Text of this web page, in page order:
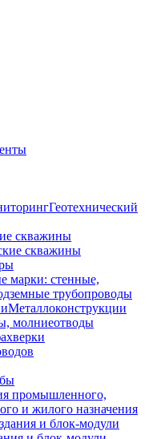
Геотехнический
скважины
скважины
марки: стенные,
трубопроводы
Металлоконструкции
молниеотводы
промышленного,
и жилого назначения